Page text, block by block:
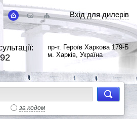
Вхід для дилерів
пр-т. Героїв Харкова 179-Б
м. Харків, Україна
за кодом